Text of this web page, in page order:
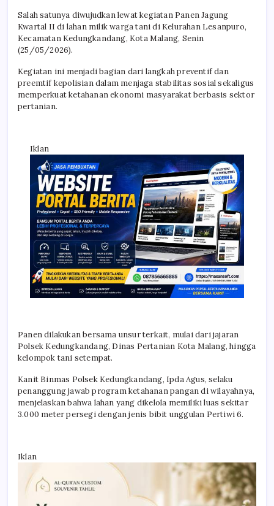
Salah satunya diwujudkan lewat kegiatan Panen Jagung
Kwartal II di lahan milik warga tani di Kelurahan Lesanpuro,
Kecamatan Kedungkandang, Kota Malang, Senin
(25/05/2026).
Kegiatan ini menjadi bagian dari langkah preventif dan
preemtif kepolisian dalam menjaga stabilitas sosial sekaligus
memperkuat ketahanan ekonomi masyarakat berbasis sektor
pertanian.
Iklan
Panen dilakukan bersama unsur terkait, mulai dari jajaran
Polsek Kedungkandang, Dinas Pertanian Kota Malang, hingga
kelompok tani setempat.
Kanit Binmas Polsek Kedungkandang, Ipda Agus, selaku
penanggung jawab program ketahanan pangan di wilayahnya,
menjelaskan bahwa lahan yang dikelola memiliki luas sekitar
3.000 meter persegi dengan jenis bibit unggulan Pertiwi 6.
Iklan